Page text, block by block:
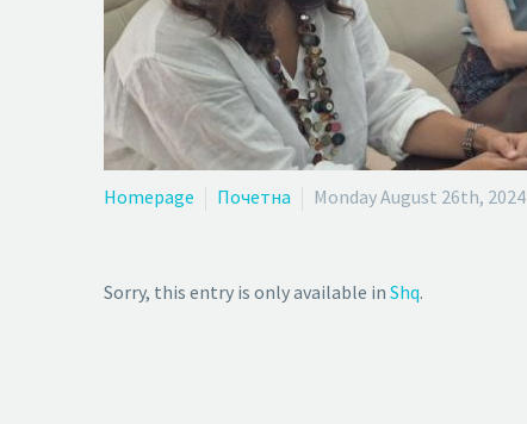
Homepage Почетна Monday August 26th, 2024
Sorry, this entry is only available in Shq.